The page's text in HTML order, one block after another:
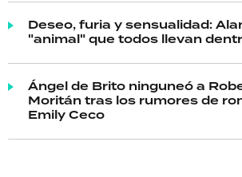
Deseo, furia y sensualidad:
"animal" que todos llevan
Ángel de Brito ninguneó a
Moritán tras los rumores de
Emily Ceco